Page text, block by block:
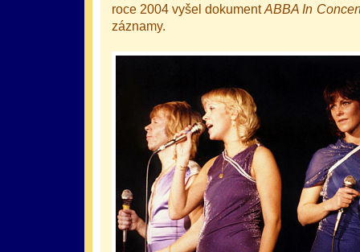
roce 2004 vyšel dokumentABBA In
záznamy.